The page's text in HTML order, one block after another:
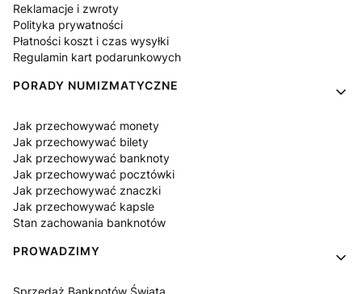
Reklamacje i zwroty
Polityka prywatności
Płatności koszt i czas wysyłki
Regulamin kart podarunkowych
PORADY NUMIZMATYCZNE
Jak przechowywać monety
Jak przechowywać bilety
Jak przechowywać banknoty
Jak przechowywać pocztówki
Jak przechowywać znaczki
Jak przechowywać kapsle
Stan zachowania banknotów
PROWADZIMY
Sprzedaż Banknotów Świata